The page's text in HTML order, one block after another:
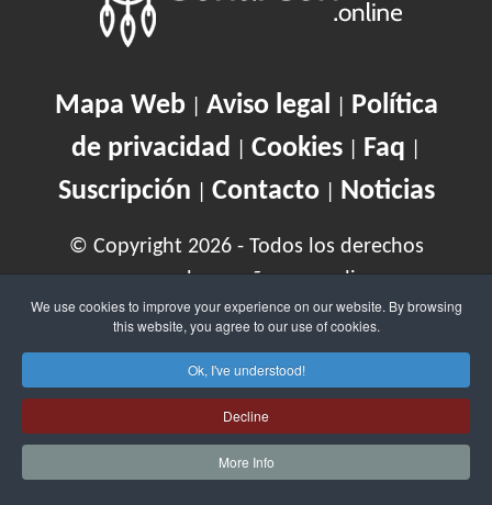
We use cookies to improve your experience on our website. By browsing
this website, you agree to our use of cookies.
Ok, I've understood!
Decline
More Info
Mapa Web| Aviso legal
Política
de privacidad
Cookies Faq
Suscripción Contacto| Noticias
© Copyright 2026 - Todos los derechos
reservados - soñarcon.online
abecedario del significado de los
sueños
soñarcon.onlineesMarca Comercial
Registro N0452401 ©